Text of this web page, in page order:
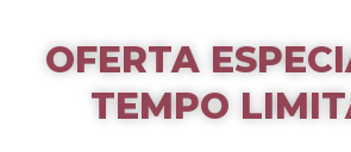
OFERTA
TEMPO